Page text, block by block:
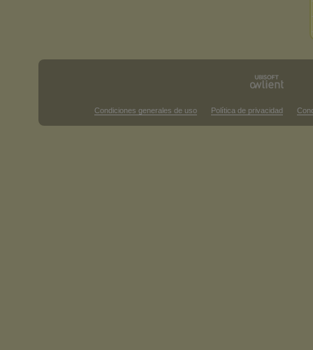
Condiciones generales de uso Política de privacidad